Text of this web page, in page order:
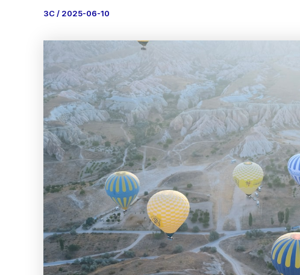
3C/ 2025-06-10